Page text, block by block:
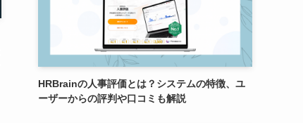
HRBrainの人事評価とは？システムの特徴、ユ
ーザーからの評判や口コミも解説